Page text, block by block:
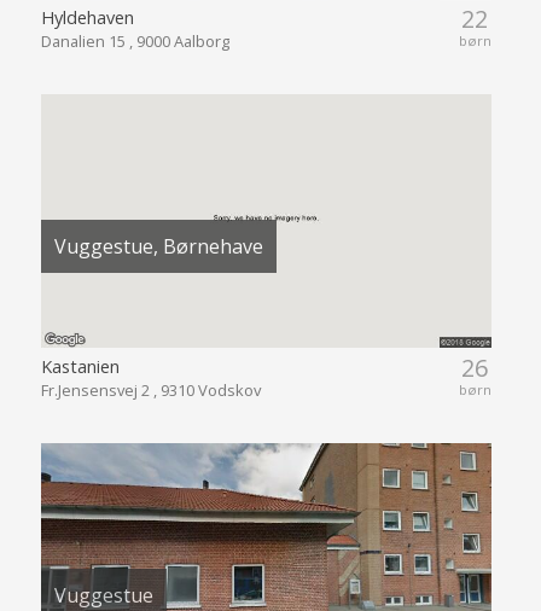
22
børn
Hyldehaven
Danalien 15 , 9000 Aalborg
Vuggestue, Børnehave
26
børn
Kastanien
Fr.Jensensvej 2 , 9310 Vodskov
Vuggestue